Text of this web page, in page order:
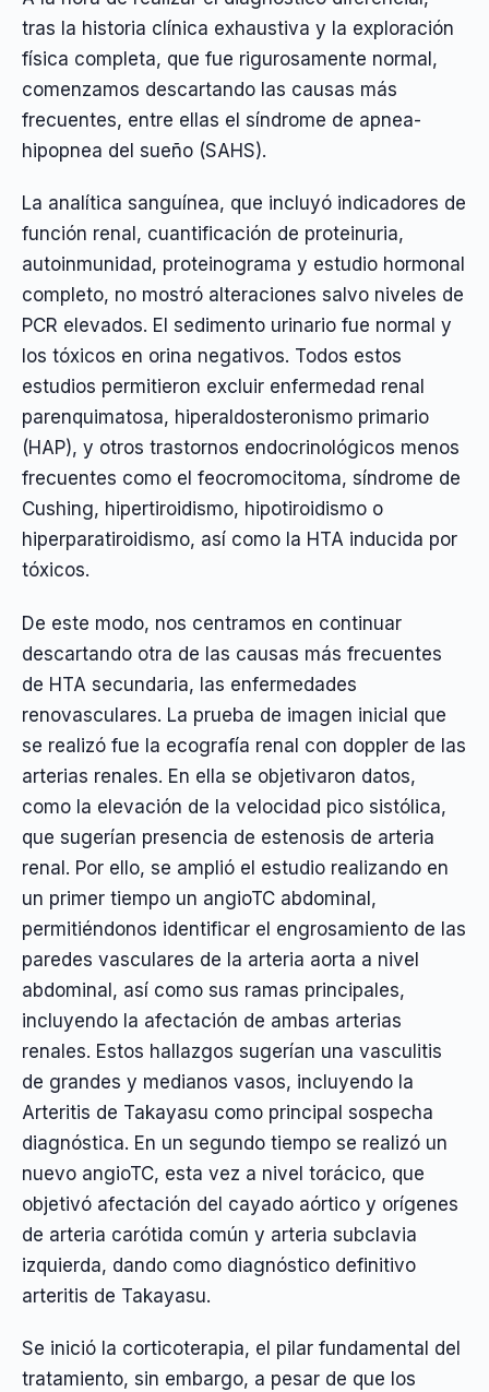
tras la historia clínica exhaustiva y la exploración
física completa, que fue rigurosamente normal,
comenzamos descartando las causas más
frecuentes, entre ellas el síndrome de apnea-
hipopnea del sueño (SAHS).
La analítica sanguínea, que incluyó indicadores de
función renal, cuantificación de proteinuria,
autoinmunidad, proteinograma y estudio hormonal
completo, no mostró alteraciones salvo niveles de
PCR elevados. El sedimento urinario fue normal y
los tóxicos en orina negativos. Todos estos
estudios permitieron excluir enfermedad renal
parenquimatosa, hiperaldosteronismo primario
(HAP), y otros trastornos endocrinológicos menos
frecuentes como el feocromocitoma, síndrome de
Cushing, hipertiroidismo, hipotiroidismo o
hiperparatiroidismo, así como la HTA inducida por
tóxicos.
De este modo, nos centramos en continuar
descartando otra de las causas más frecuentes
de HTA secundaria, las enfermedades
renovasculares. La prueba de imagen inicial que
se realizó fue la ecografía renal con doppler de las
arterias renales. En ella se objetivaron datos,
como la elevación de la velocidad pico sistólica,
que sugerían presencia de estenosis de arteria
renal. Por ello, se amplió el estudio realizando en
un primer tiempo un angioTC abdominal,
permitiéndonos identificar el engrosamiento de las
paredes vasculares de la arteria aorta a nivel
abdominal, así como sus ramas principales,
incluyendo la afectación de ambas arterias
renales. Estos hallazgos sugerían una vasculitis
de grandes y medianos vasos, incluyendo la
Arteritis de Takayasu como principal sospecha
diagnóstica. En un segundo tiempo se realizó un
nuevo angioTC, esta vez a nivel torácico, que
objetivó afectación del cayado aórtico y orígenes
de arteria carótida común y arteria subclavia
izquierda, dando como diagnóstico definitivo
arteritis de Takayasu.
Se inició la corticoterapia, el pilar fundamental del
tratamiento, sin embargo, a pesar de que los